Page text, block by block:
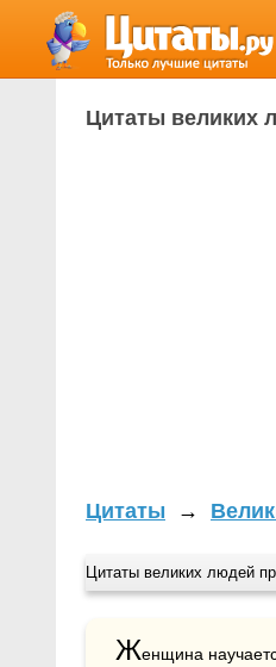
Цитаты великих
Цитаты →
Цитаты великих людей
Женщина